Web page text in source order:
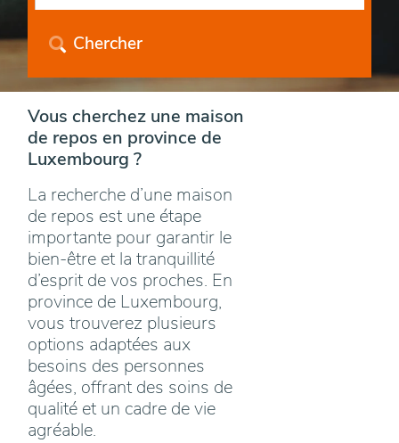
Chercher
Vous cherchez une maison
de repos en province de
Luxembourg ?
La recherche d’une maison
de repos est une étape
importante pour garantir le
bien-être et la tranquillité
d’esprit de vos proches. En
province de Luxembourg,
vous trouverez plusieurs
options adaptées aux
besoins des personnes
âgées, offrant des soins de
qualité et un cadre de vie
agréable.